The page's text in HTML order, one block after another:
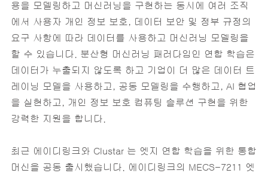
용을 모델링하고 머신러닝을 구현하는 동시에 여러 조직
에서 사용자 개인 정보 보호, 데이터 보안 및 정부 규정의
요구 사항에 따라 데이터를 사용하고 머신러닝 모델링을
할 수 있습니다.‎ 분산형 머신러닝 패러다임인 연합 학습은
데이터가 누출되지 않도록 하고 기업이 더 많은 데이터 트
레이닝 모델을 사용하고, 공동 모델링을 수행하고, AI 협업
을 실현하고, 개인 정보 보호 컴퓨팅 솔루션 구현을 위한
강력한 지원을 합니다.‎
최근 에이디링크와 Clustar 는 엣지 연합 학습을 위한 통합
머신을 공동 출시했습니다. 에이디링크의 MECS-7211 엣